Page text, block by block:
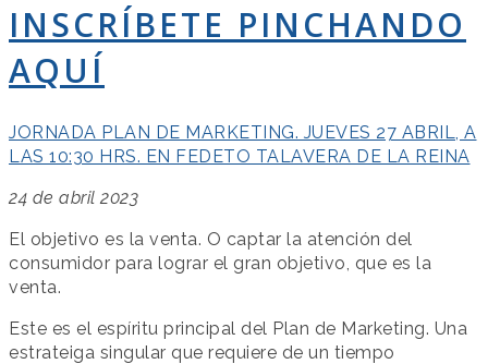
INSCRÍBETE PINCHANDO
AQUÍ
JORNADA PLAN DE MARKETING. JUEVES 27 ABRIL, A
LAS 10:30 HRS. EN FEDETO TALAVERA DE LA REINA
24 de abril 2023
El objetivo es la venta. O captar la atención del
consumidor para lograr el gran objetivo, que es la
venta.
Este es el espíritu principal del Plan de Marketing. Una
estrateiga singular que requiere de un tiempo